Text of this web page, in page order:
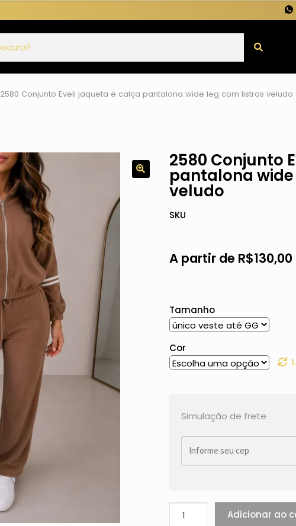
2580 Conjunto Eveli jaqueta e calça pantalona wide leg com listras veludo
2580 Conjunto
pantalona
veludo
SKU
A partir de R$130,00
Tamanho
Cor
Simulação de frete
Adicionar ao